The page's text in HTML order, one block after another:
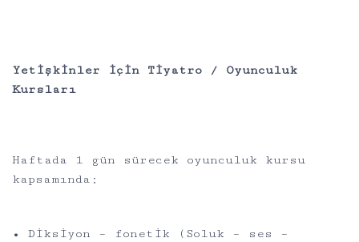
Yetişkinler için Tiyatro / Oyunculuk
Kursları
Haftada 1 gün sürecek oyunculuk kursu
kapsamında;
• Diksiyon – fonetik (Soluk – ses –